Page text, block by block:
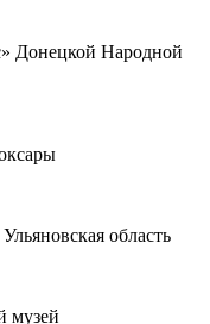
Донецкой Народной
область
музей